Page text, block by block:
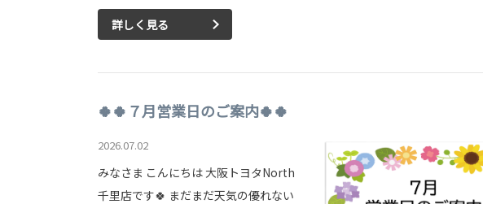
詳しく見る
🍀🍀７月営業日のご案内🍀🍀
2026.07.02
みなさま こんにちは 大阪トヨタNorth
千里店です🍀 まだまだ天気の優れない